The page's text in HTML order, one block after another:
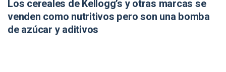
Los cereales de Kellogg’s y otras marcas se
venden como nutritivos pero son una bomba
de azúcar y aditivos